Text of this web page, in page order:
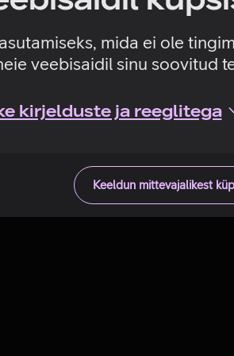
mida ei ole
veebisaidil sinu soovitud
kirjelduste ja reeglitega
Keeldun mittevajalikest